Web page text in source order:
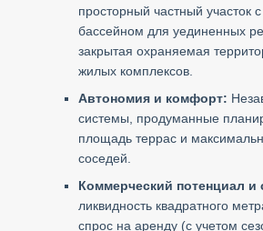
просторный частный участок
бассейном для уединенных
закрытая охраняемая
жилых комплексов.
Автономия и комфорт:
системы, продуманные
площадь террас и
соседей.
Коммерческий потенциал и
ликвидность квадратного
спрос на аренду (с учетом